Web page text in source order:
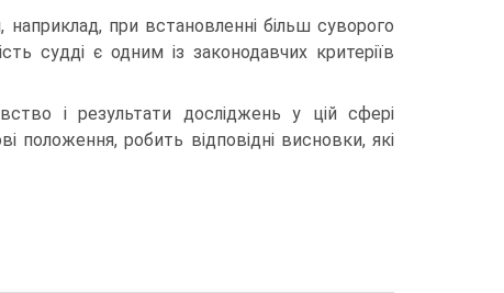
при встановленні більш суворого
судді є одним із законодавчих критеріїв
і результати досліджень у цій сфері
положення, робить відповідні висновки, які